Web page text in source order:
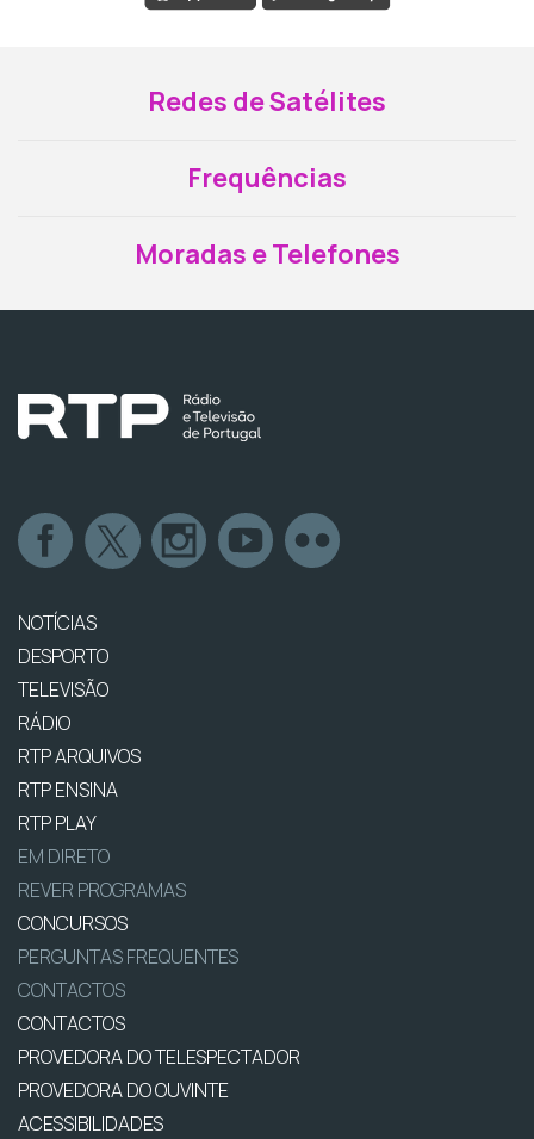
Redes de Satélites
Frequências
Moradas e Telefones
NOTÍCIAS
DESPORTO
TELEVISÃO
RÁDIO
RTP ARQUIVOS
RTP ENSINA
RTP PLAY
EM DIRETO
REVER PROGRAMAS
CONCURSOS
PERGUNTAS FREQUENTES
CONTACTOS
CONTACTOS
PROVEDORA DO TELESPECTADOR
PROVEDORA DO OUVINTE
ACESSIBILIDADES